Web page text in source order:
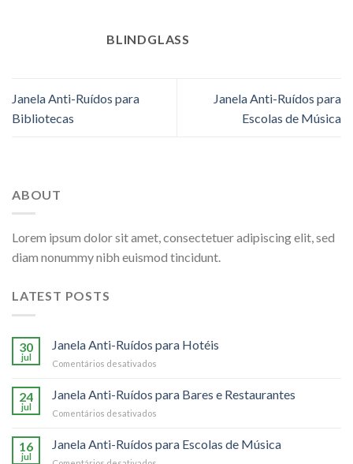
BLINDGLASS
Janela Anti-Ruídos para
Bibliotecas
Janela Anti-Ruídos para
Escolas de Música
ABOUT
Lorem ipsum dolor sit amet, consectetuer adipiscing elit, sed
diam nonummy nibh euismod tincidunt.
LATEST POSTS
30
jul
Janela Anti-Ruídos para Hotéis
Comentários desativados
Ruídos
24
jul
Janela Anti-Ruídos para Bares e Restaurantes
Comentários desativados
Ruídos
16
jul
Janela Anti-Ruídos para Escolas de Música